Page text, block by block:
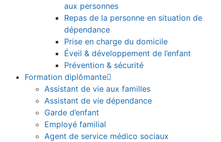
aux personnes
Repas de la personne en situation de
dépendance
Prise en charge du domicile
Éveil & développement de l’enfant
Prévention & sécurité
Formation diplômante
Assistant de vie aux familles
Assistant de vie dépendance
Garde d’enfant
Employé familial
Agent de service médico sociaux